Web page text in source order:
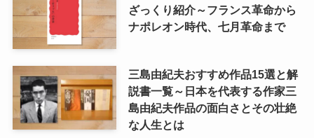
ざっくり紹介～フランス革命から
ナポレオン時代、七月革命まで
三島由紀夫おすすめ作品15選と解
説書一覧～日本を代表する作家三
島由紀夫作品の面白さとその壮絶
な人生とは